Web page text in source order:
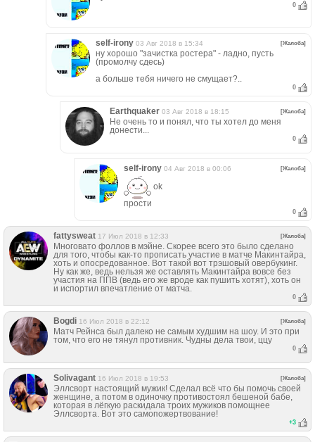
0
self-irony 03 Авг 2018 в 15:34 [Жалоба]
ну хорошо "зачистка ростера" - ладно, пусть
(промолчу сдесь)
а больше тебя ничего не смущает?..
0
Earthquaker 03 Авг 2018 в 18:15 [Жалоба]
Не очень то и понял, что ты хотел до меня
донести...
0
self-irony 04 Авг 2018 в 00:06 [Жалоба]
ok
прости
0
fattysweat 17 Июл 2018 в 12:33 [Жалоба]
Многовато фоллов в мэйне. Скорее всего это было сделано
для того, чтобы как-то прописать участие в матче Макинтайра,
хоть и опосредованное. Вот такой вот трэшовый овербукинг.
Ну как же, ведь нельзя же оставлять Макинтайра вовсе без
участия на ППВ (ведь его же вроде как пушить хотят), хоть он
и испортил впечатление от матча.
0
Bogdi 16 Июл 2018 в 22:12 [Жалоба]
Матч Рейнса был далеко не самым худшим на шоу. И это при
том, что его не тянул противник. Чудны дела твои, ццу
0
Solivagant 16 Июл 2018 в 19:53 [Жалоба]
Эллсворт настоящий мужик! Сделал всё что бы помочь своей
женщине, а потом в одиночку противостоял бешеной бабе,
которая в лёгкую раскидала троих мужиков помощнее
Эллсворта. Вот это самопожертвование!
+3